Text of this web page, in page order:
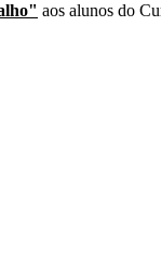
aos alunos do